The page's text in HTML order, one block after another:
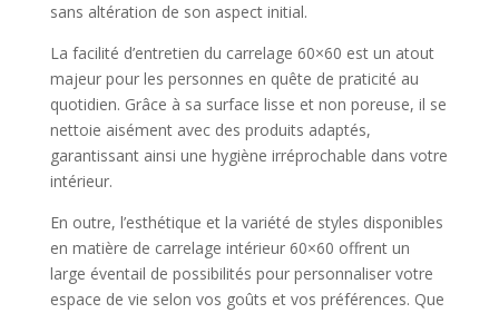
sans altération de son aspect initial.
La facilité d’entretien du carrelage 60×60 est un atout
majeur pour les personnes en quête de praticité au
quotidien. Grâce à sa surface lisse et non poreuse, il se
nettoie aisément avec des produits adaptés,
garantissant ainsi une hygiène irréprochable dans votre
intérieur.
En outre, l’esthétique et la variété de styles disponibles
en matière de carrelage intérieur 60×60 offrent un
large éventail de possibilités pour personnaliser votre
espace de vie selon vos goûts et vos préférences. Que